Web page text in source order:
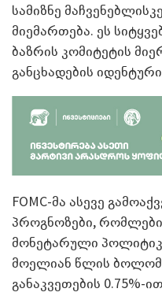
სამიზნე
მიემართება. ეს
ბაზრის კომიტეტის
განცხადების
FOMC-მა ასევე
პროგნოზები,
მონეტარული
მოელიან წლის
განაკვეთების 0.75%-